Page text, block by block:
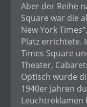
Aber der Reihe
Square war die
New York
Platz errichtete.
Times Square
Theater,
Optisch wurde
1940er Jahren
Leuchtreklamen